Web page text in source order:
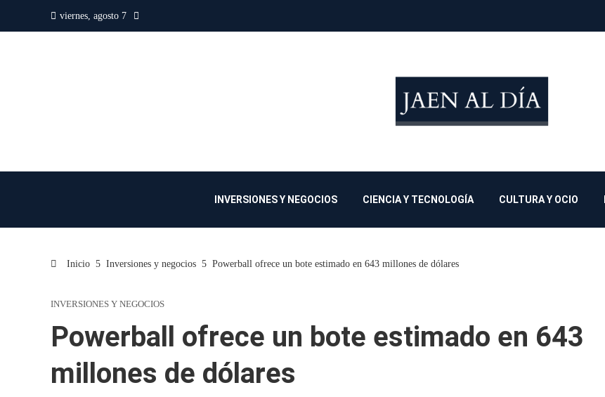
viernes, agosto 7
INVERSIONES Y NEGOCIOS CIENCIA Y TECNOLOGÍA CULTURA Y OCIO
Inicio Inversiones y negocios Powerball ofrece un bote estimado en 643 millones de dólares
INVERSIONES Y NEGOCIOS
Powerball ofrece un bote estimado en 643
millones de dólares